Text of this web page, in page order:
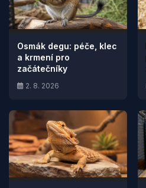
Osmák degu: péče, klec
a krmení pro
začátečníky
2. 8. 2026